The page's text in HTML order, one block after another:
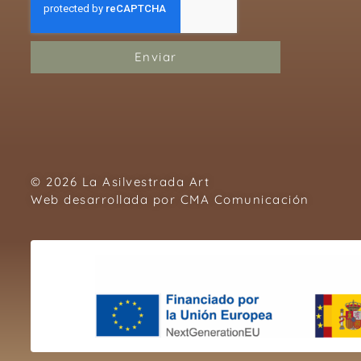
Enviar
© 2026 La Asilvestrada Art
Web desarrollada por CMA Comunicación